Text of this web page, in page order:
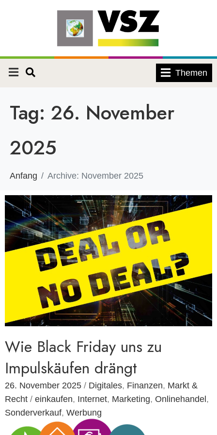
Themen
Tag: 26. November
2025
Anfang Archive: November 2025
Wie Black Friday uns zu
Impulskäufen drängt
26. November 2025 / Digitales, Finanzen, Markt &
Recht / einkaufen, Internet, Marketing, Onlinehandel,
Sonderverkauf, Werbung